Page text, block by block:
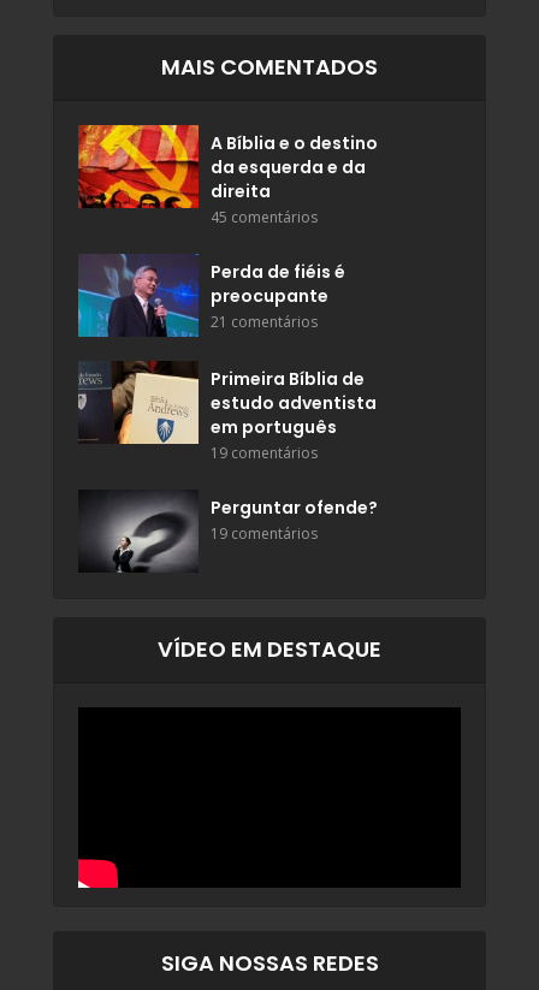
MAIS COMENTADOS
A Bíblia e o destino
da esquerda e da
direita
45 comentários
Perda de fiéis é
preocupante
21 comentários
Primeira Bíblia de
estudo adventista
em português
19 comentários
Perguntar ofende?
19 comentários
VÍDEO EM DESTAQUE
SIGA NOSSAS REDES